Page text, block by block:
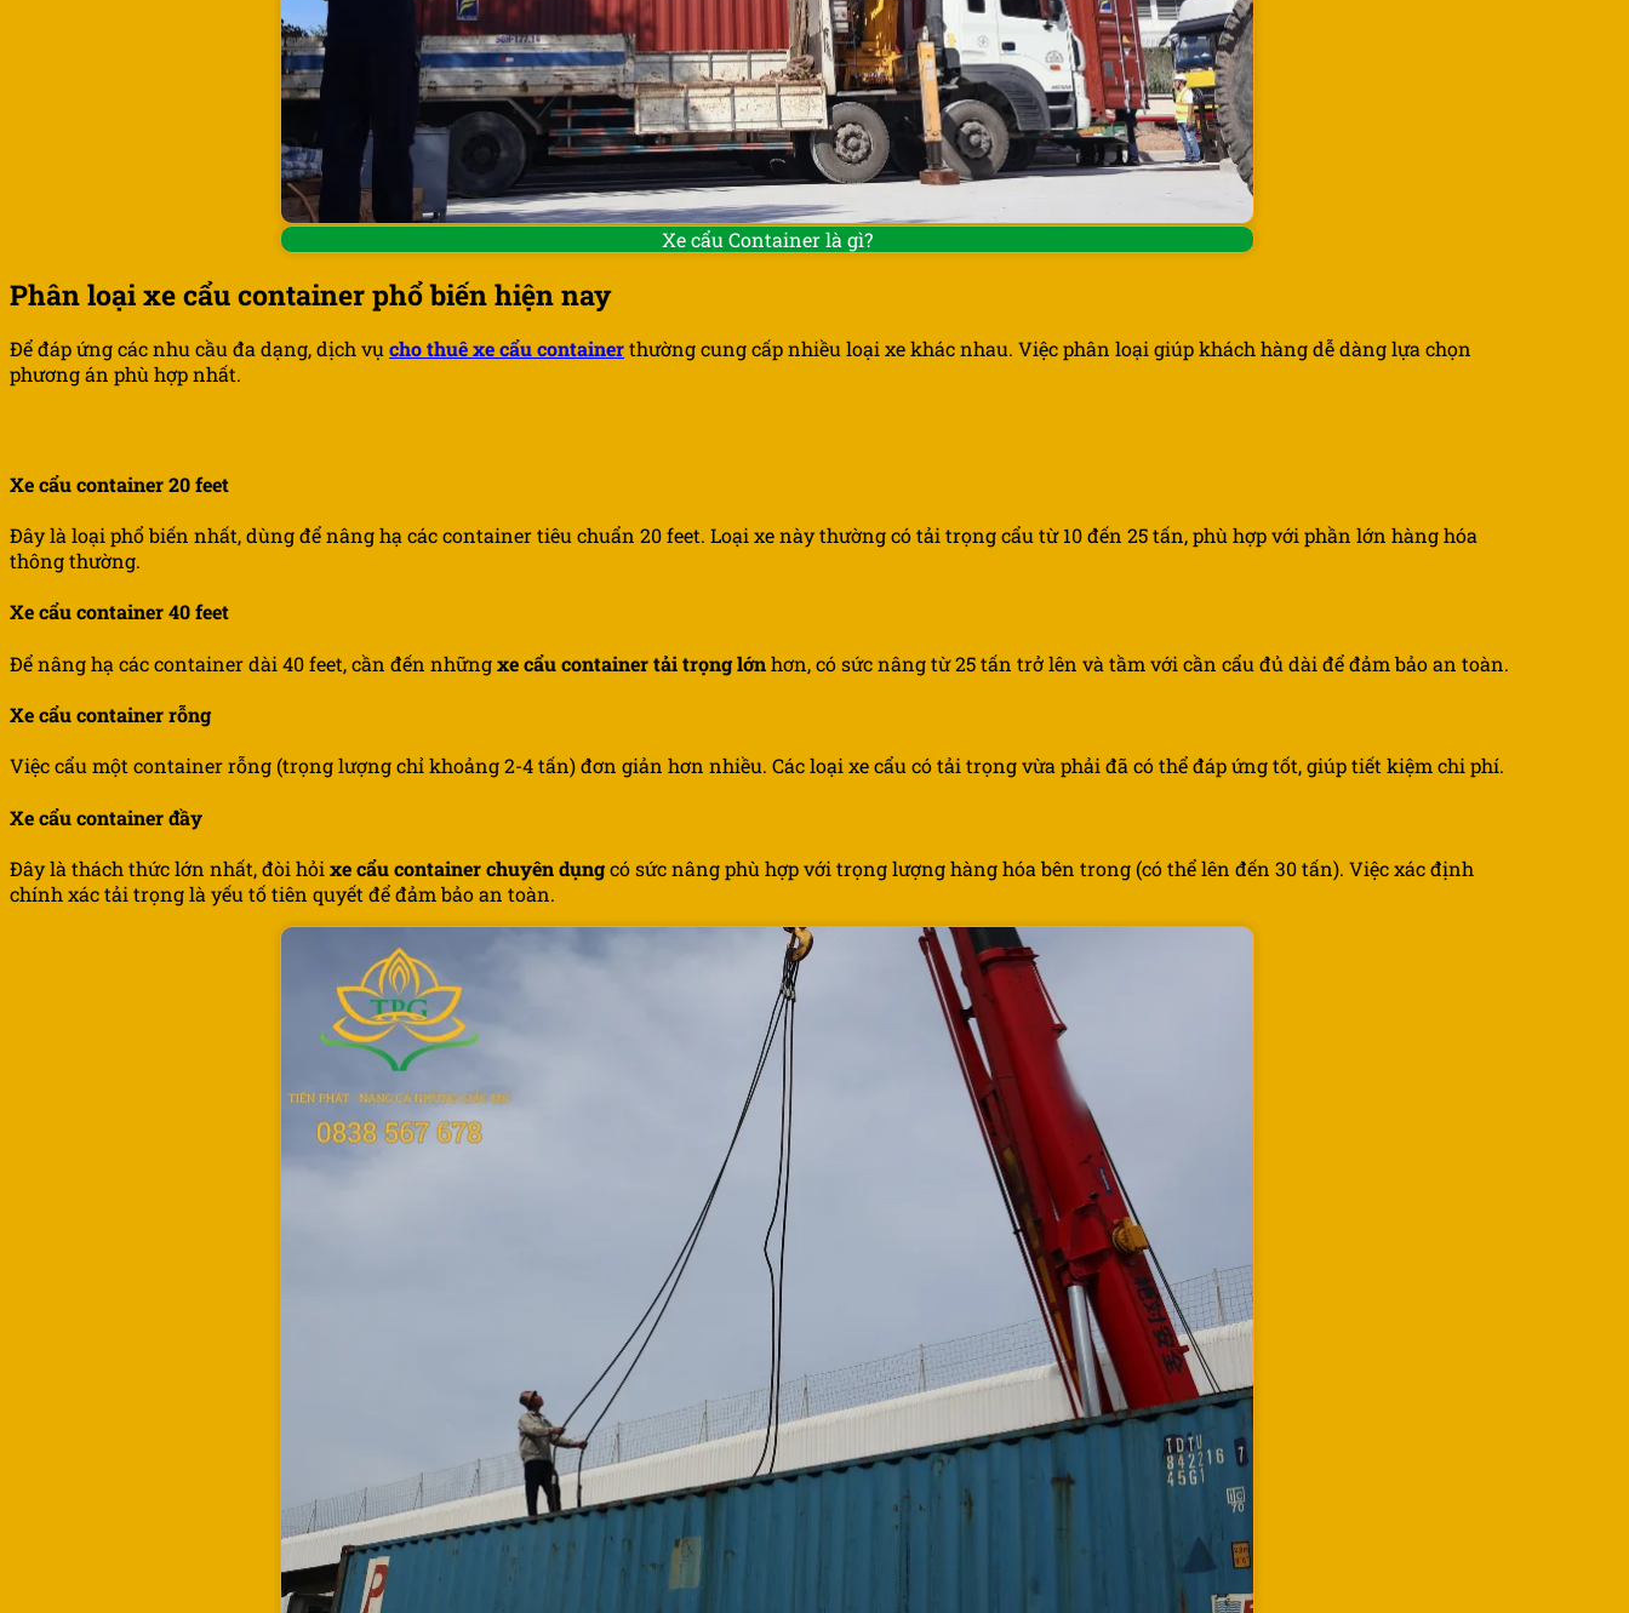
Xe cẩu Container là gì?
Phân loại xe cẩu container phổ biến hiện nay
Để đáp ứng các nhu cầu đa dạng, dịch vụ cho thuê xe cẩu containerthường cung cấp nhiều loại xe khác nhau. Việc phân loại giúp khách hàng dễ dàng lựa chọn
phương án phù hợp nhất.
Xe cẩu container 20 feet
Đây là loại phổ biến nhất, dùng để nâng hạ các container tiêu chuẩn 20 feet. Loại xe này thường có tải trọng cẩu từ 10 đến 25 tấn, phù hợp với phần lớn hàng hóa
thông thường.
Xe cẩu container 40 feet
Để nâng hạ các container dài 40 feet, cần đến nhữngxe cẩu container tải trọng lớnhơn, có sức nâng từ 25 tấn trở lên và tầm với cần cẩu đủ dài để đảm bảo an toàn.
Xe cẩu container rỗng
Việc cẩu một container rỗng (trọng lượng chỉ khoảng 2-4 tấn) đơn giản hơn nhiều. Các loại xe cẩu có tải trọng vừa phải đã có thể đáp ứng tốt, giúp tiết kiệm chi phí.
Xe cẩu container đầy
Đây là thách thức lớn nhất, đòi hỏi xe cẩu container chuyên dụngcó sức nâng phù hợp với trọng lượng hàng hóa bên trong (có thể lên đến 30 tấn). Việc xác định
chính xác tải trọng là yếu tố tiên quyết để đảm bảo an toàn.